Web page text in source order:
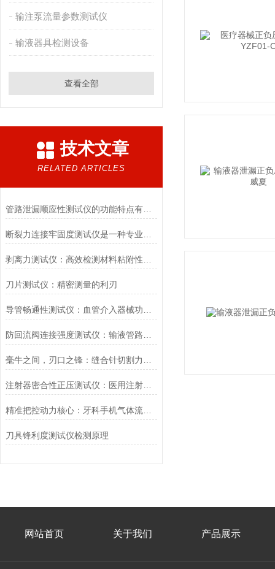
输注泵流量参数测试仪
输液器具检测设备
查看全部
技术文章
RELATED ARTICLES
管路泄漏顺应性测试仪的功能特点有哪些?
刀片测试仪：精密测量的利刃
注射器密合性正压测试仪：医用注射器密封性能合规检测核心设备
精准把控动力核心：牙科手机气体流量测试仪的行业质控价值
刀具锋利度测试仪检测原理
网站首页 关于我们 产品展示